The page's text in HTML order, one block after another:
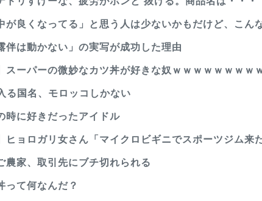
が良くなってる」と思う人は少ないかもだけど、こん
伴は動かない」の実写が成功した理由
スーパーの微妙なカツ丼が好きな奴ｗｗｗｗｗｗｗｗ
る国名、モロッコしかない
時に好きだったアイドル
ヒョロガリ女さん「マイクロビギニでスポーツジム来
農家、取引先にブチ切れられる
って何なんだ？